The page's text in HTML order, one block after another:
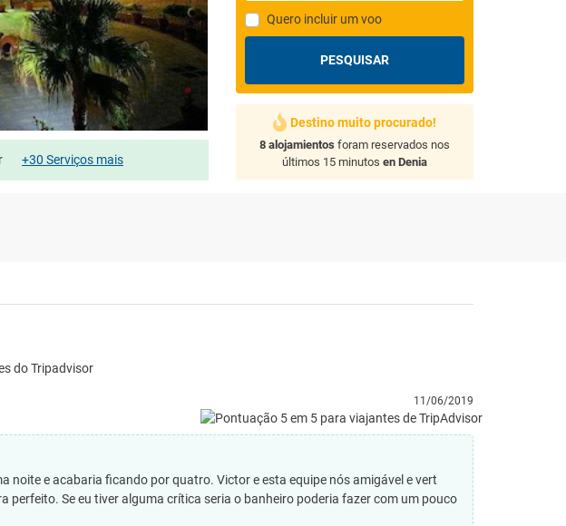
+30 Serviços mais
Quero incluir um voo
PESQUISAR
Destino muito procurado!
8 alojamientos foram reservados nos
últimos 15 minutos en Denia
do Tripadvisor
11/06/2019
noite e acabaria ficando por quatro. Victor e esta equipe nós amigável e vert
perfeito. Se eu tiver alguma crítica seria o banheiro poderia fazer com um pouco